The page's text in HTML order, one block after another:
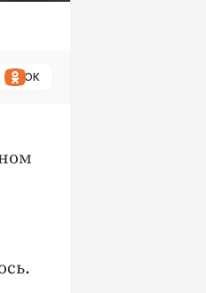
ОК